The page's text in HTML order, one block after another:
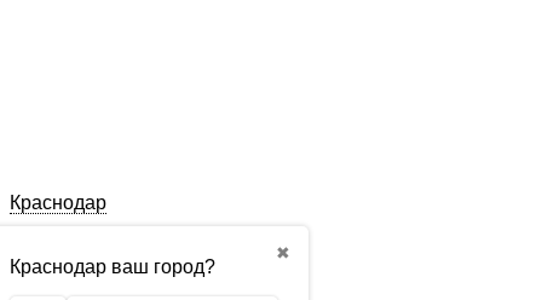
Краснодар
✖
Краснодар ваш город?